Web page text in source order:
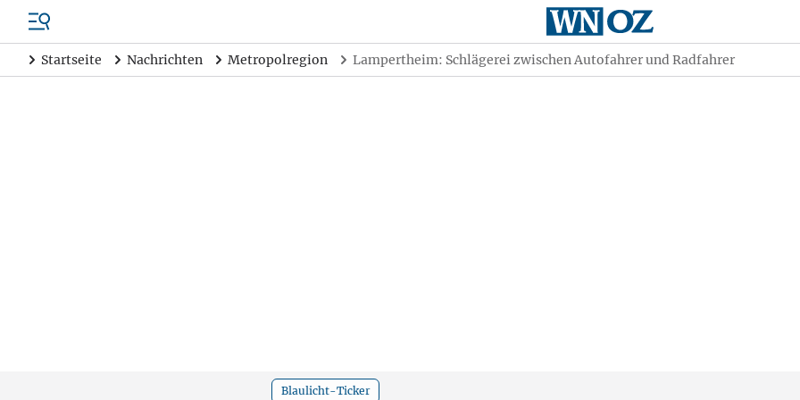
Startseite Nachrichten Metropolregion Lampertheim: Schlägerei zwischen Autofahrer und Radfahrer
Blaulicht-Ticker